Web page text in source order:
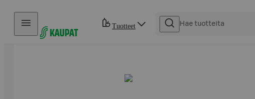
Hyppää sisältöön
Tuotteet